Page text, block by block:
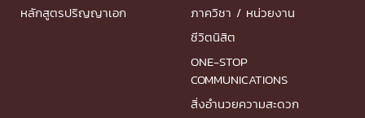
หลักสูตรปริญญาเอก
ภาควิชา / หน่วยงาน
ชีวิตนิสิต
ONE-STOP
COMMUNICATIONS
สิ่งอำนวยความสะดวก